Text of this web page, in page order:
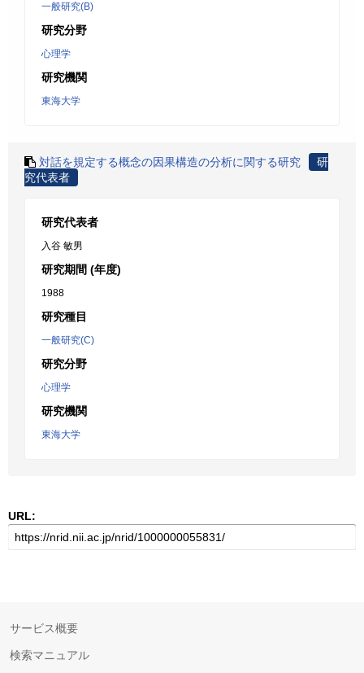
一般研究(B)
研究分野
心理学
研究機関
東海大学
対話を規定する概念の因果構造の分析に関する研究
研
究代表者
研究代表者
入谷 敏男
研究期間 (年度)
1988
研究種目
一般研究(C)
研究分野
心理学
研究機関
東海大学
URL:
サービス概要
検索マニュアル